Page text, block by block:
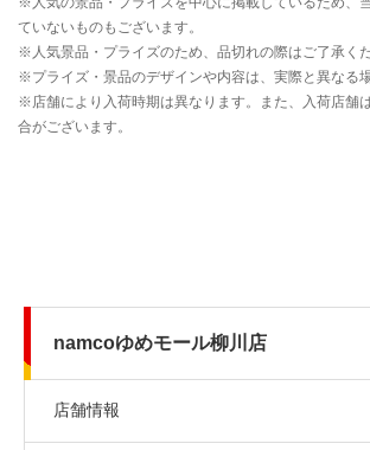
namcoゆめモール柳川店
店舗情報